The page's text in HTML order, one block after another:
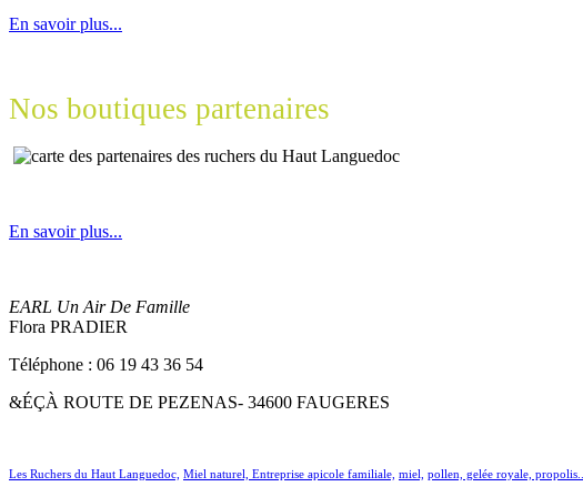
En savoir plus...
Nos boutiques partenaires
En savoir plus...
EARL Un Air De Famille
Flora PRADIER
Téléphone : 06 19 43 36 54
&ÉÇÀ ROUTE DE PEZENAS- 34600 FAUGERES
Les Ruchers du Haut Languedoc, Miel naturel, Entreprise apicole familiale, miel, pollen, gelée royale, propolis...